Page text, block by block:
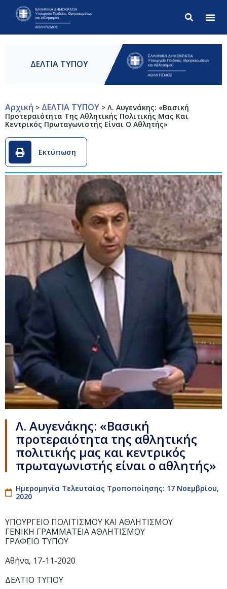
ΔΕΛΤΙΑ ΤΥΠΟΥ
Αρχική > ΔΕΛΤΙΑ ΤΥΠΟΥ > Λ. Αυγενάκης: «Βασική
Προτεραιότητα Της Αθλητικής Πολιτικής Μας Και
Κεντρικός Πρωταγωνιστής Είναι Ο Αθλητής»
Εκτύπωση
Λ. Αυγενάκης: «Βασική
προτεραιότητα της αθλητικής
πολιτικής μας και κεντρικός
πρωταγωνιστής είναι ο αθλητής»
Ημερομηνία Τελευταίας Τροποποίησης: 17 Νοεμβρίου,
2020
ΥΠΟΥΡΓΕΙΟ ΠΟΛΙΤΙΣΜΟΥ ΚΑΙ ΑΘΛΗΤΙΣΜΟΥ
ΓΕΝΙΚΗ ΓΡΑΜΜΑΤΕΙΑ ΑΘΛΗΤΙΣΜΟΥ
ΓΡΑΦΕΙΟ ΤΥΠΟΥ
Αθήνα, 17-11-2020
ΔΕΛΤΙΟ ΤΥΠΟΥ